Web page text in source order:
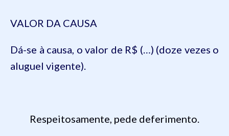
VALOR DA CAUSA
Dá-se à causa, o valor de R$ (…) (doze vezes o
aluguel vigente).
Respeitosamente, pede deferimento.